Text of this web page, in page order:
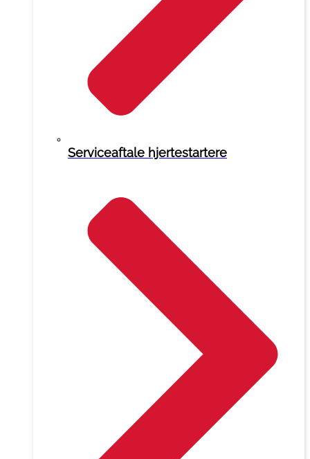
Serviceaftale hjertestartere